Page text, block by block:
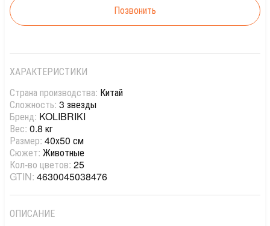
Позвонить
ХАРАКТЕРИСТИКИ
Страна производства: Китай
Сложность: 3 звезды
Бренд: KOLIBRIKI
Вес: 0.8 кг
Размер: 40х50 см
Сюжет: Животные
Кол-во цветов: 25
GTIN: 4630045038476
ОПИСАНИЕ